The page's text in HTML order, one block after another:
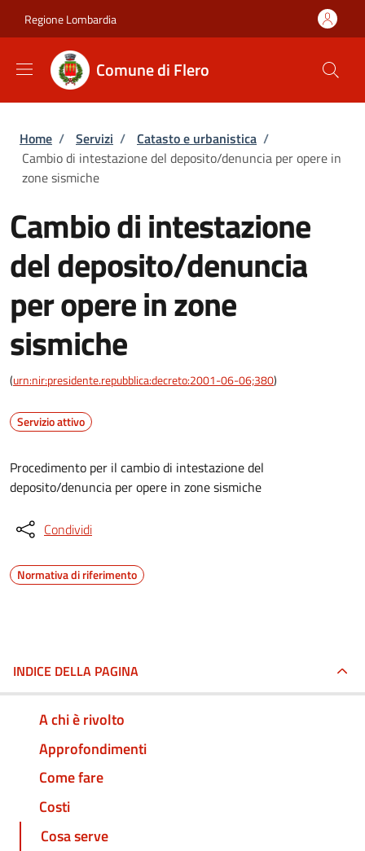
Regione Lombardia
Comune di Flero
Briciole di pane
Home / Servizi / Catasto e urbanistica /
Cambio di intestazione del deposito/denuncia per opere in
zone sismiche
Cambio di intestazione
del deposito/denuncia
per opere in zone
sismiche
(urn:nir:presidente.repubblica:decreto:2001-06-06;380)
Servizio attivo
Procedimento per il cambio di intestazione del
deposito/denuncia per opere in zone sismiche
Condividi
Normativa di riferimento
INDICE DELLA PAGINA
A chi è rivolto
Approfondimenti
Come fare
Costi
Cosa serve